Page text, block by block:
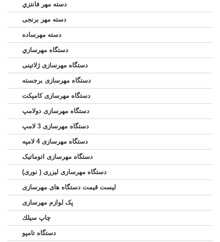
دسته مهر فانتزي
دسته مهر برنجی
دسته مهرساده
دستگاه مهرسازي
دستگاه مهرسازی ژلاتینی
دستگاه مهرسازی برجسته
دستگاه مهرسازی کامپکت
دستگاه مهرسازی دولامپ
دستگاه مهرسازی 3 لامپ
دستگاه مهرسازی 4 لامپه
دستگاه مهرسازی اتوماتیک
دستگاه مهرسازی لیزری ( نوری)
لیست قیمت دستگاه های مهرسازی
پک لوازم مهرسازی
چاپ سيلك
دستگاه تامپو